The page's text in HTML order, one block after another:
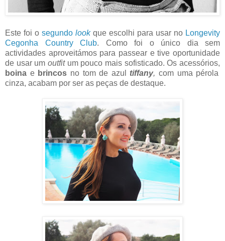
Este foi o segundo look que escolhi para usar no Longevity
Cegonha Country Club. Como foi o único dia sem
actividades aproveitámos para passear e tive oportunidade
de usar um outfitum pouco mais sofisticado. Os acessórios,
boina e brincos no tom de azul tiffany,com uma pérola
cinza, acabam por ser as peças de destaque.